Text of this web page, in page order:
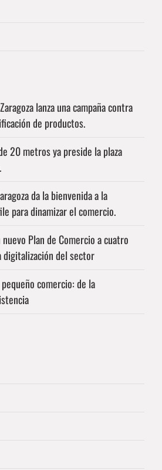
lanza una campaña contra
de productos.
20 metros ya preside la plaza
da la bienvenida a la
para dinamizar el comercio.
Plan de Comercio a cuatro
digitalización del sector
comercio: de la